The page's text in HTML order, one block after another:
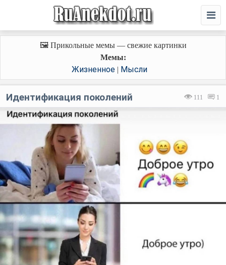
🖼️ Прикольные мемы — свежие картинки
Мемы:
Жизненное| Мысли
111 1
Идентификация поколений